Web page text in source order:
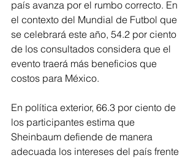
país avanza por el rumbo correcto. En
el contexto del Mundial de Futbol que
se celebrará este año, 54.2 por ciento
de los consultados considera que el
evento traerá más beneficios que
costos para México.
En política exterior, 66.3 por ciento de
los participantes estima que
Sheinbaum defiende de manera
adecuada los intereses del país frente